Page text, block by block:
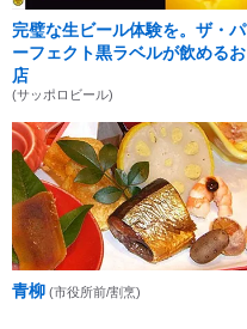
完璧な生ビール体験を。ザ・パ
ーフェクト黒ラベルが飲めるお
店
(サッポロビール)
青柳 (市役所前/割烹)